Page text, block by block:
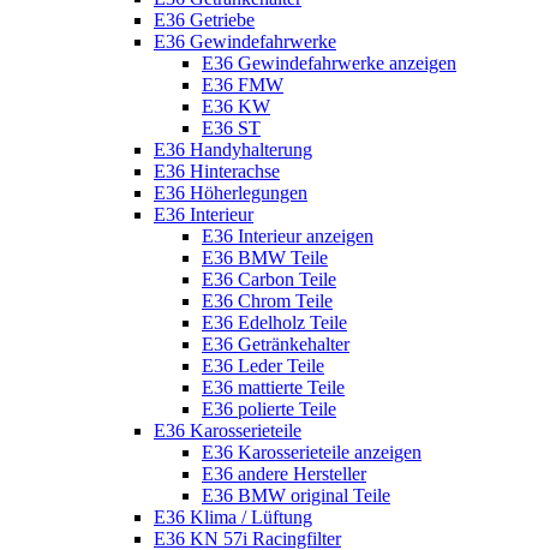
E36 Getriebe
E36 Gewindefahrwerke
E36 Gewindefahrwerke anzeigen
E36 FMW
E36 KW
E36 ST
E36 Handyhalterung
E36 Hinterachse
E36 Höherlegungen
E36 Interieur
E36 Interieur anzeigen
E36 BMW Teile
E36 Carbon Teile
E36 Chrom Teile
E36 Edelholz Teile
E36 Getränkehalter
E36 Leder Teile
E36 mattierte Teile
E36 polierte Teile
E36 Karosserieteile
E36 Karosserieteile anzeigen
E36 andere Hersteller
E36 BMW original Teile
E36 Klima / Lüftung
E36 KN 57i Racingfilter